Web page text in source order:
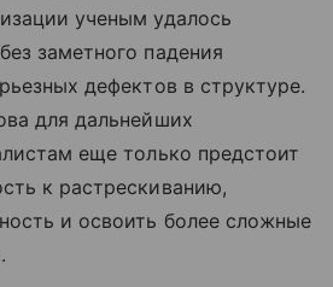
ученым удалось
заметного падения
дефектов в структуре.
для дальнейших
еще только предстоит
к растрескиванию,
и освоить более сложные